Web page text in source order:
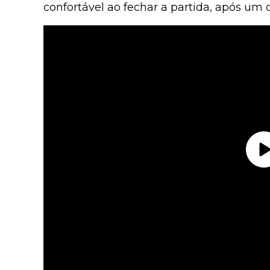
confortável ao fechar a partida, após um